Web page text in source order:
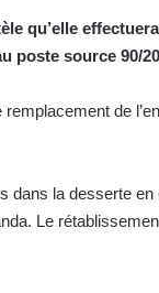
qu’elle
poste source 90/
remplacement de
dans la desserte
Le